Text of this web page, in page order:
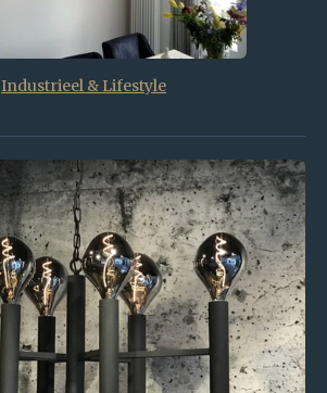
Industrieel & Lifestyle